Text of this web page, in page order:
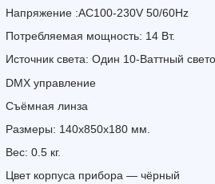
Напряжение :AC100-230V 50/60Hz
Потребляемая мощность: 14 Вт.
Источник света: Один 10-Ваттный
DMX управление
Съёмная линза
Размеры: 140x850x180 мм.
Вес: 0.5 кг.
Цвет корпуса прибора — чёрный